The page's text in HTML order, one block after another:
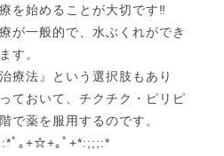
を始めることが大切です‼
が一般的で、水ぶくれができ
す。
療法』という選択肢もあり
ておいて、チクチク・ピリピ
で薬を服用するのです。
ﾟ｡+☆+｡ﾟ+*:;;;:*